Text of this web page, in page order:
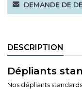
DEMANDE DE
DESCRIPTION
Dépliants
Nos dépliants